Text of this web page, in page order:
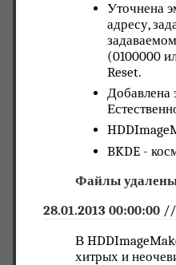
Уточнена
адресу,
(0100000
Reset.
BKDE -
Файлы удалены
28.01.2013 00:00:00 //
В
хитрых и